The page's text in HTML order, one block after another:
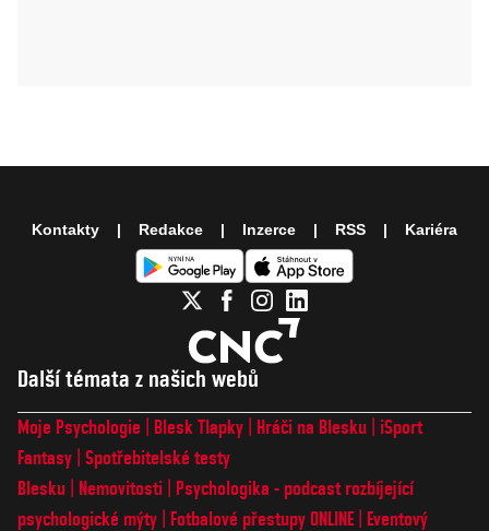
Další témata z našich webů
Moje Psychologie Blesk Tlapky Hráči na Blesku
iSport
Fantasy Spotřebitelské testy
Blesku
Nemovitosti
Psychologika - podcast rozbíjející
psychologické mýty
Fotbalové přestupy ONLINE
Eventový
Kontakty Redakce Inzerce RSS Kariéra